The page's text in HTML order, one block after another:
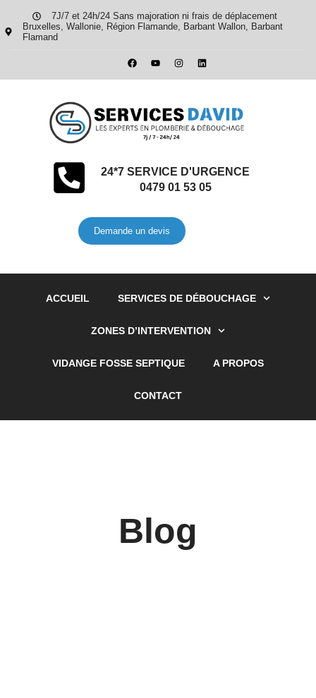
7J/7 et 24h/24 Sans majoration ni frais de déplacement
Bruxelles, Wallonie, Région Flamande, Barbant Wallon, Barbant
Flamand
24*7 SERVICE D'URGENCE
0479 01 53 05
Demande un devis
ACCUEIL SERVICES DE DÉBOUCHAGE
ZONES D’INTERVENTION
VIDANGE FOSSE SEPTIQUE A PROPOS
CONTACT
Blog